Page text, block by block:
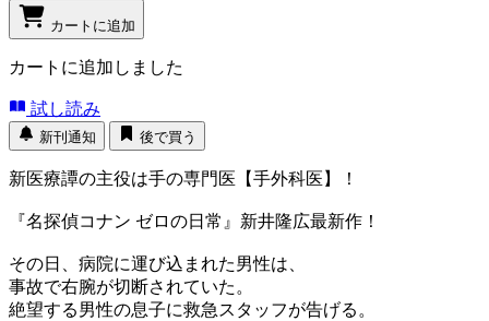
カートに追加
カートに追加しました
試し読み
新刊通知 後で買う
新医療譚の主役は手の専門医【手外科医】！
『名探偵コナン ゼロの日常』新井隆広最新作！
その日、病院に運び込まれた男性は、
事故で右腕が切断されていた。
絶望する男性の息子に救急スタッフが告げる。